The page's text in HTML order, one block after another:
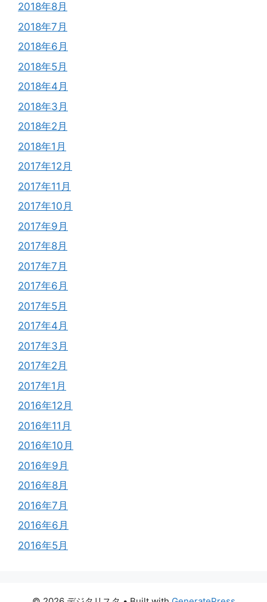
2018年8月
2018年7月
2018年6月
2018年5月
2018年4月
2018年3月
2018年2月
2018年1月
2017年12月
2017年11月
2017年10月
2017年9月
2017年8月
2017年7月
2017年6月
2017年5月
2017年4月
2017年3月
2017年2月
2017年1月
2016年12月
2016年11月
2016年10月
2016年9月
2016年8月
2016年7月
2016年6月
2016年5月